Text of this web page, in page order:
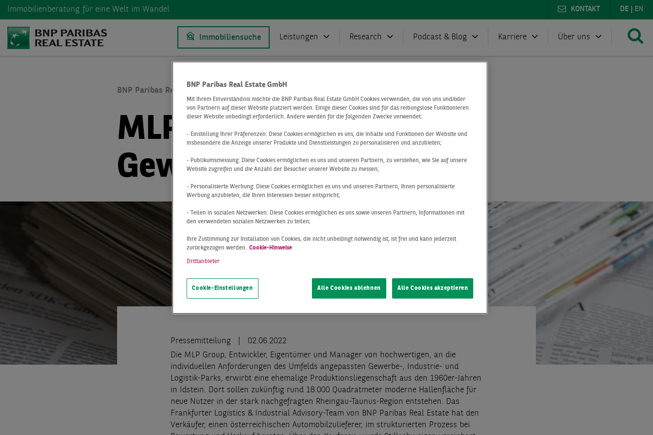
Immobilienberatung für eine Welt im Wandel DE EN
KONTAKT
Immobiliensuche Leistungen Research Podcast & Blog Karriere Über uns
BNP Paribas Real Estate
MLP Group erwirbt
Gewerbeareal in Idstein
Pressemitteilung
02.06.2022
Die MLP Group, Entwickler, Eigentümer und Manager von hochwertigen, an die
individuellen Anforderungen des Umfelds angepassten Gewerbe-, Industrie- und
Logistik-Parks, erwirbt eine ehemalige Produktionsliegenschaft aus den 1960er-Jahren
in Idstein. Dort sollen zukünftig rund 18.000 Quadratmeter moderne Hallenfläche für
neue Nutzer in der stark nachgefragten Rheingau-Taunus-Region entstehen. Das
Frankfurter Logistics & Industrial Advisory-Team von BNP Paribas Real Estate hat den
Verkäufer, einen österreichischen Automobilzulieferer, im strukturierten Prozess bei
BNP Paribas Real Estate GmbH
Mit Ihrem Einverständnis möchte die BNP Paribas Real Estate GmbH Cookies verwenden, die von uns und/oder
von Partnern auf dieser Website platziert werden. Einige dieser Cookies sind für das reibungslose Funktionieren
dieser Website unbedingt erforderlich. Andere werden für die folgenden Zwecke verwendet:
- Einstellung Ihrer Präferenzen: Diese Cookies ermöglichen es uns, die Inhalte und Funktionen der Website und
insbesondere die Anzeige unserer Produkte und Dienstleistungen zu personalisieren und anzubieten;
- Publikumsmessung: Diese Cookies ermöglichen es uns und unseren Partnern, zu verstehen, wie Sie auf unsere
Website zugreifen und die Anzahl der Besucher unserer Website zu messen;
- Personalisierte Werbung: Diese Cookies ermöglichen es uns und unseren Partnern, Ihnen personalisierte
Werbung anzubieten, die Ihren Interessen besser entspricht;
- Teilen in sozialen Netzwerken: Diese Cookies ermöglichen es uns sowie unseren Partnern, Informationen mit
den verwendeten sozialen Netzwerken zu teilen;
Ihre Zustimmung zur Installation von Cookies, die nicht unbedingt notwendig ist, ist frei und kann jederzeit
zurückgezogen werden. Cookie-Hinweise
Drittanbieter
Cookie-Einstellungen Alle Cookies ablehnen Alle Cookies akzeptieren